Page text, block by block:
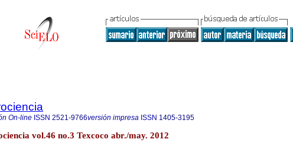
On-line ISSN 2521-9766versión impresa ISSN 1405-3195
vol.46 no.3 Texcoco abr./may. 2012